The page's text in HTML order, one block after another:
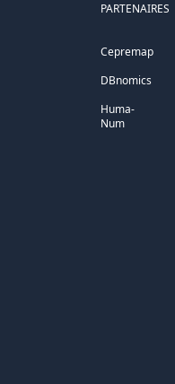
PARTENAIRES
Cepremap
DBnomics
Huma-
Num